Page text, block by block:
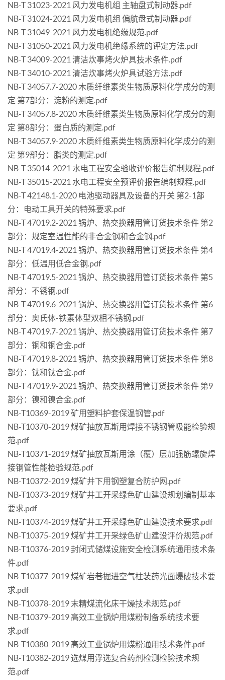
NB-T 31023-2021 风力发电机组 主轴盘式制动器.pdf
NB-T 31024-2021 风力发电机组 偏航盘式制动器.pdf
NB-T 31049-2021 风力发电机绝缘规范.pdf
NB-T 31050-2021 风力发电机绝缘系统的评定方法.pdf
NB-T 34009-2021 清洁炊事烤火炉具技术条件.pdf
NB-T 34010-2021 清洁炊事烤火炉具试验方法.pdf
NB-T 34057.7-2020 木质纤维素类生物质原料化学成分的测
定 第7部分：淀粉的测定.pdf
NB-T 34057.8-2020 木质纤维素类生物质原料化学成分的测
定 第8部分：蛋白质的测定.pdf
NB-T 34057.9-2020 木质纤维素类生物质原料化学成分的测
定 第9部分：脂类的测定.pdf
NB-T 35014-2021 水电工程安全验收评价报告编制规程.pdf
NB-T 35015-2021 水电工程安全预评价报告编制规程.pdf
NB-T 42148.1-2020 电池驱动器具及设备的开关 第2-1部
分：电动工具开关的特殊要求.pdf
NB-T 47019.2-2021 锅炉、热交换器用管订货技术条件 第2
部分：规定室温性能的非合金钢和合金钢.pdf
NB-T 47019.4-2021 锅炉、热交换器用管订货技术条件 第4
部分：低温用低合金钢.pdf
NB-T 47019.5-2021 锅炉、热交换器用管订货技术条件 第5
部分：不锈钢.pdf
NB-T 47019.6-2021 锅炉、热交换器用管订货技术条件 第6
部分：奥氏体-铁素体型双相不锈钢.pdf
NB-T 47019.7-2021 锅炉、热交换器用管订货技术条件 第7
部分：铜和铜合金.pdf
NB-T 47019.8-2021 锅炉、热交换器用管订货技术条件 第8
部分：钛和钛合金.pdf
NB-T 47019.9-2021 锅炉、热交换器用管订货技术条件 第9
部分：镍和镍合金.pdf
NB-T10369-2019 矿用塑料护套保温钢管.pdf
NB-T10370-2019 煤矿抽放瓦斯用焊接不锈钢管吸能检验规
范.pdf
NB-T10371-2019 煤矿抽放瓦斯用涂（覆）层加强筋螺旋焊
接钢管性能检验规范.pdf
NB-T10372-2019 煤矿井下用钢塑复合防护网.pdf
NB-T10373-2019 煤矿井工开采绿色矿山建设规划编制基本
要求.pdf
NB-T10374-2019 煤矿井工开采绿色矿山建设技术要求.pdf
NB-T10375-2019 煤矿井工开采绿色矿山建设评价规范.pdf
NB-T10376-2019 封闭式储煤设施安全检测系统通用技术条
件.pdf
NB-T10377-2019 煤矿岩巷掘进空气柱装药光面爆破技术要
求.pdf
NB-T10378-2019 末精煤流化床干燥技术规范.pdf
NB-T10379-2019 高效工业锅炉用煤粉制备系统技术要
求.pdf
NB-T10380-2019 高效工业锅炉用煤粉通用技术条件.pdf
NB-T10382-2019 选煤用浮选复合药剂检测检验技术规
范.pdf